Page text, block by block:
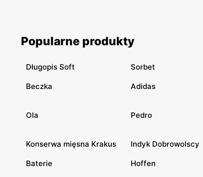
Popularne produkty
Długopis Soft Sorbet
Beczka Adidas
Ola Pedro
Konserwa mięsna Krakus Indyk Dobrowolscy
Baterie Hoffen